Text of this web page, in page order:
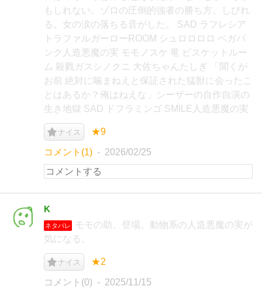
もしれない。ゾロの圧倒的強者の勝ち方。しびれ
る。女の涙の落ちる音がした。 SAD ラフレシア
トラファルガーローROOM シュロロロロ ベガパ
ンク人造悪魔の実 モモノスケ 竜 ビスケットルー
ム 殺戮ガスシノクニ 大佐ちゃんたしぎ 「聞くが
お前 絶対に噛まねえと保証された猛獣に会ったこ
とはあるか？俺はねえな」シーザーの自作自演の
生き地獄 SAD ドフラミンゴ SMILE人造悪魔の実
ナイス ★9
コメント(1) 2026/02/25
K
ネタバレ
モモの助、登場。動物系の人造悪魔の実が
気になる。
ナイス ★2
コメント(0) 2025/11/15